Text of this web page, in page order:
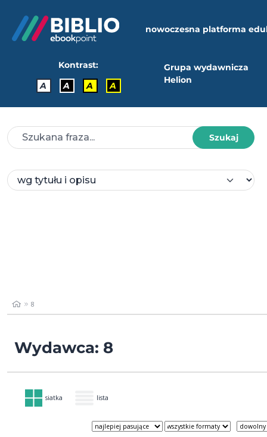
nowoczesna platforma
Kontrast:
A
A A A
Grupa wydawnicza
Helion
Szukaj
8
Wydawca: 8
siatka lista